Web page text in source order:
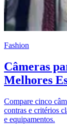
Fashion
Câmeras
Melhores
Compare cinco
contras e critérios
e equipamentos.